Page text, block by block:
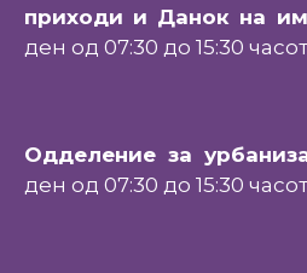
приходи и Данок на
ден од 07:30 до 15:30 часот
Одделение за
ден од 07:30 до 15:30 часот